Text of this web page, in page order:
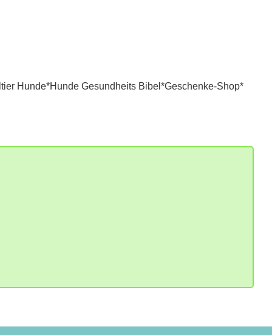
Hunde*Hunde Gesundheits Bibel*Geschenke-Shop*